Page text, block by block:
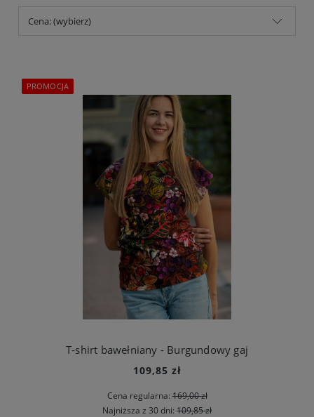
Cena: (wybierz)
T-shirt bawełniany - Burgundowy gaj
109,85 zł
Cena regularna:169,00 zł
Najniższa z 30 dni: 109,85 zł
PROMOCJA